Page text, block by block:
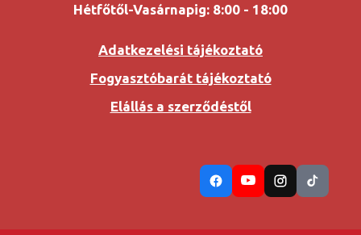
Hétfőtől-Vasárnapig: 8:00 - 18:00
Adatkezelési tájékoztató
Fogyasztóbarát tájékoztató
Elállás a szerződéstől